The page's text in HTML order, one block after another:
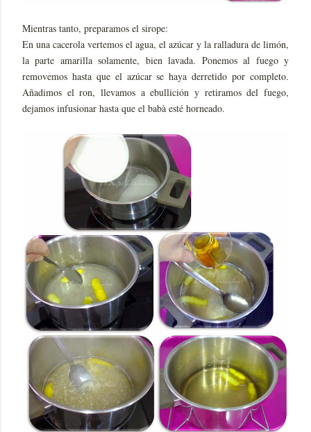
Mientras tanto, preparamos el sirope:
En una cacerola vertemos el agua, el azúcar y la ralladura de limón,
la parte amarilla solamente, bien lavada. Ponemos al fuego y
removemos hasta que el azúcar se haya derretido por completo.
Añadimos el ron, llevamos a ebullición y retiramos del fuego,
dejamos infusionar hasta que el babà esté horneado.